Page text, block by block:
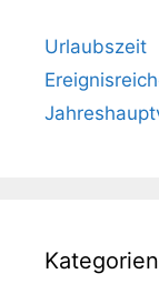
Urlaubszeit
Kategorien